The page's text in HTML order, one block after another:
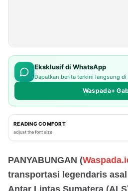
Eksklusif di WhatsApp
Dapatkan berita terkini langsung di
Waspada+
READING COMFORT
adjust the font size
PANYABUNGAN (
transportasi legendaris
Antar Lintas Sumatera